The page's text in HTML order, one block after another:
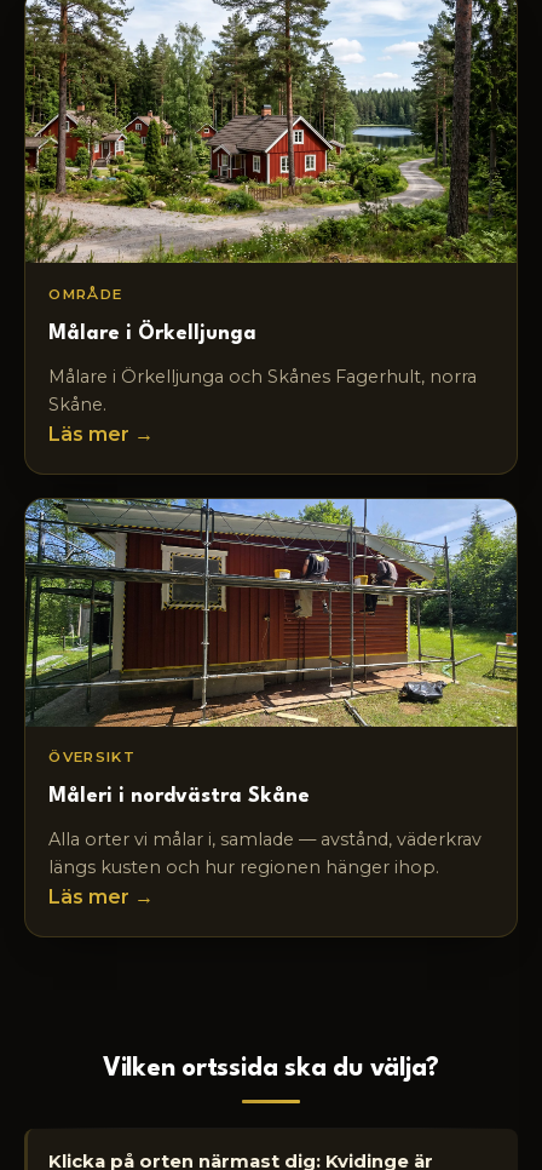
OMRÅDE
Målare i Örkelljunga
Målare i Örkelljunga och Skånes Fagerhult, norra
Skåne.
Läs mer →
ÖVERSIKT
Måleri i nordvästra Skåne
Alla orter vi målar i, samlade — avstånd, väderkrav
längs kusten och hur regionen hänger ihop.
Läs mer →
Vilken ortssida ska du välja?
Klicka på orten närmast dig: Kvidinge är